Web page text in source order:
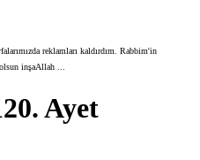
reklamları kaldırdım. Rabbim'in
inşaAllah ...
Ayet